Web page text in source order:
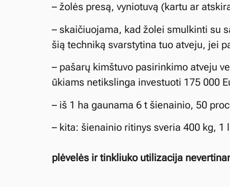
– žolės presą, vyniotuvą (kartu ar
– skaičiuojama, kad žolei smulkinti su
šią techniką svarstytina tuo atveju, jei
– pašarų kimštuvo pasirinkimo atveju
ūkiams netikslinga investuoti 175 000
– iš 1 ha gaunama 6 t šienainio, 50
– kita: šienainio ritinys sveria 400 kg, 1
plėvelės ir tinkliuko utilizacija